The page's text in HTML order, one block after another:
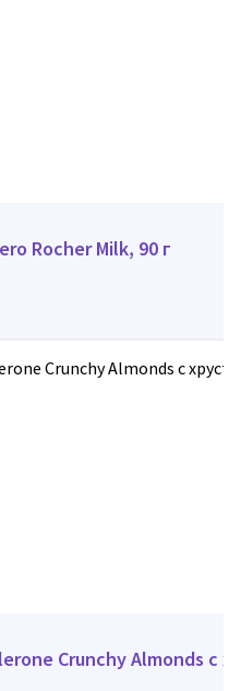
Rocher Milk, 90 г
Crunchy Almonds с